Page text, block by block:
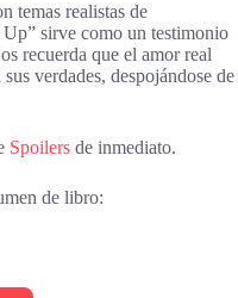
temas realistas de
sirve como un testimonio
recuerda que el amor real
verdades, despojándose de
Spoilers de inmediato.
de libro: